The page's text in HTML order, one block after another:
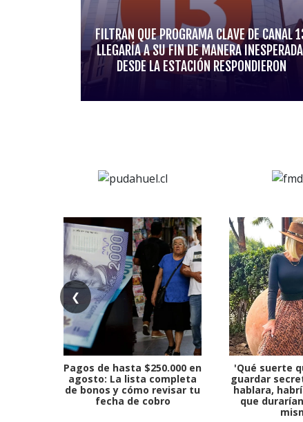
FILTRAN QUE PROGRAMA CLAVE DE CANAL
LLEGARÍA A SU FIN DE MANERA
DESDE LA ESTACIÓN RESPONDIERON
❮
Pagos de hasta $250.000 en
agosto: La lista completa
de bonos y cómo revisar tu
fecha de cobro
'Qué suerte
guardar
hablara,
que